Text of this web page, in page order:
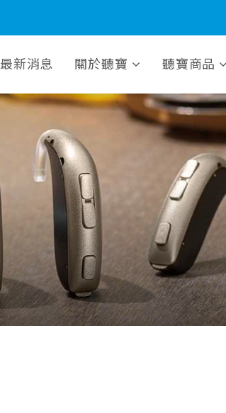
最新消息 關於聽寶 聽寶商品